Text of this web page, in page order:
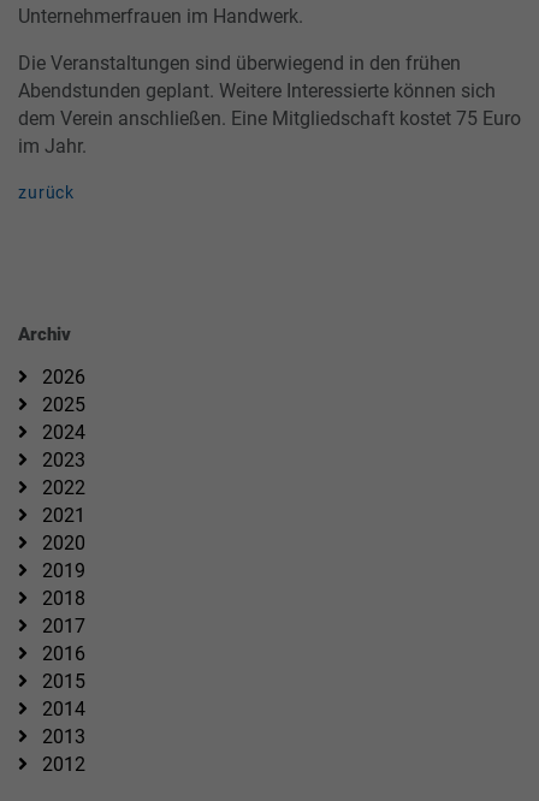
Unternehmerfrauen im Handwerk.
Die Veranstaltungen sind überwiegend in den frühen
Abendstunden geplant. Weitere Interessierte können sich
dem Verein anschließen. Eine Mitgliedschaft kostet 75 Euro
im Jahr.
zurück
Archiv
2026
2025
2024
2023
2022
2021
2020
2019
2018
2017
2016
2015
2014
2013
2012